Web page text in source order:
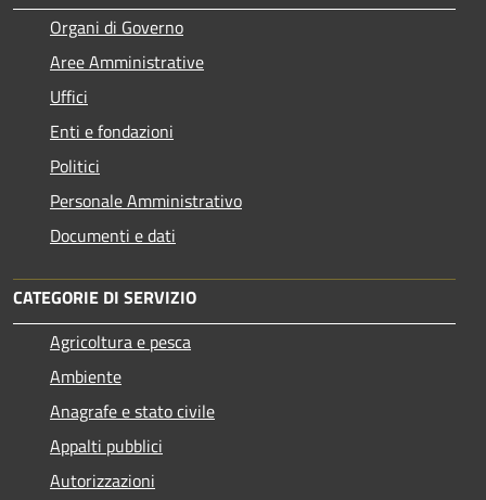
Organi di Governo
Aree Amministrative
Uffici
Enti e fondazioni
Politici
Personale Amministrativo
Documenti e dati
CATEGORIE DI SERVIZIO
Agricoltura e pesca
Ambiente
Anagrafe e stato civile
Appalti pubblici
Autorizzazioni